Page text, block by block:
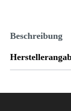
Beschreibung